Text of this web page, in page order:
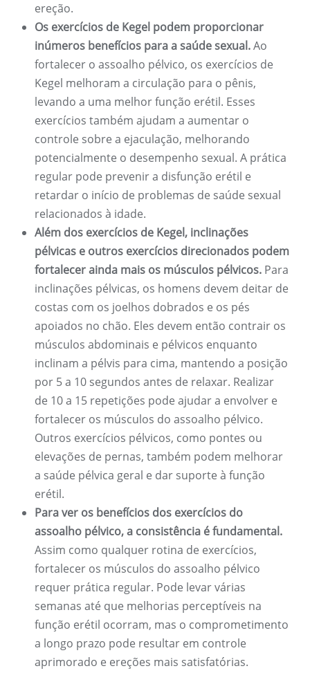
ereção.
Os exercícios de Kegel podem proporcionar
inúmeros benefícios para a saúde sexual.Ao
fortalecer o assoalho pélvico, os exercícios de
Kegel melhoram a circulação para o pênis,
levando a uma melhor função erétil. Esses
exercícios também ajudam a aumentar o
controle sobre a ejaculação, melhorando
potencialmente o desempenho sexual. A prática
regular pode prevenir a disfunção erétil e
retardar o início de problemas de saúde sexual
relacionados à idade.
Além dos exercícios de Kegel, inclinações
pélvicas e outros exercícios direcionados podem
fortalecer ainda mais os músculos pélvicos. Para
inclinações pélvicas, os homens devem deitar de
costas com os joelhos dobrados e os pés
apoiados no chão. Eles devem então contrair os
músculos abdominais e pélvicos enquanto
inclinam a pélvis para cima, mantendo a posição
por 5 a 10 segundos antes de relaxar. Realizar
de 10 a 15 repetições pode ajudar a envolver e
fortalecer os músculos do assoalho pélvico.
Outros exercícios pélvicos, como pontes ou
elevações de pernas, também podem melhorar
a saúde pélvica geral e dar suporte à função
erétil.
Para ver os benefícios dos exercícios do
assoalho pélvico, a consistência é fundamental.
Assim como qualquer rotina de exercícios,
fortalecer os músculos do assoalho pélvico
requer prática regular. Pode levar várias
semanas até que melhorias perceptíveis na
função erétil ocorram, mas o comprometimento
a longo prazo pode resultar em controle
aprimorado e ereções mais satisfatórias.